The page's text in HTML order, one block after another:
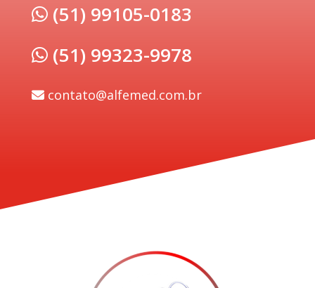
(51) 99105-0183
(51) 99323-9978
contato@alfemed.com.br